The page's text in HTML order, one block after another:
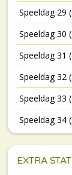
Speeldag 29
Speeldag 30
Speeldag 31
Speeldag 32
Speeldag 33
Speeldag 34
EXTRA